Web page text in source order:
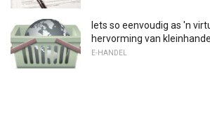
Iets so eenvoudig as 'n
hervorming van kleinhandel
E-HANDEL